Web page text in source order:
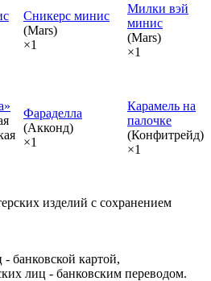
Сникерс минис
(Mars)
×1
Милки вэй
минис
(Mars)
×1
Фараделла
(Акконд)
×1
Карамель на
палочке
(Конфитрейд)
×1
изделий с сохранением
банковской картой,
лиц - банковским переводом.